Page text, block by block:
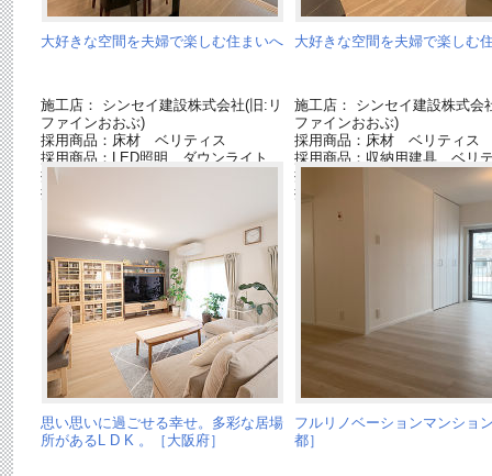
大好きな空間を夫婦で楽しむ住まいへ
施工店： シンセイ建設株式会社(旧:リ
ファインおおぶ)
採用商品：床材 ベリティス
採用商品：LED照明 ダウンライト
採用商品：窓枠
採用商品：Ｌクラス キッチン
大好きな空間を夫婦で楽しむ
施工店： シンセイ建設株式会
ファインおおぶ)
採用商品：床材 ベリティス
採用商品：収納用建具 ベリ
採用商品：LED照明 ダウン
採用商品：上吊り引戸アウト
思い思いに過ごせる幸せ。多彩な居場
所があるL D K 。［大阪府］
フルリノベーションマンショ
都］